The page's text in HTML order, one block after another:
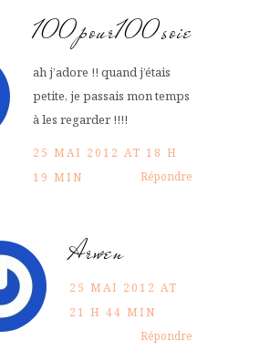
100pour100soie
ah j’adore !! quand j’étais
petite, je passais mon temps
à les regarder !!!!
25 MAI 2012 AT 18 H
19 MIN
Répondre
Arwen
25 MAI 2012 AT
21 H 44 MIN
Répondre